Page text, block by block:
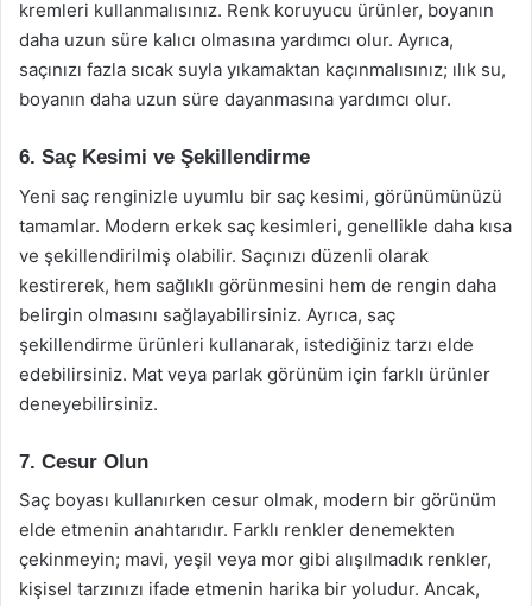
kremleri kullanmalısınız. Renk koruyucu ürünler, boyanın
daha uzun süre kalıcı olmasına yardımcı olur. Ayrıca,
saçınızı fazla sıcak suyla yıkamaktan kaçınmalısınız; ılık su,
boyanın daha uzun süre dayanmasına yardımcı olur.
6. Saç Kesimi ve Şekillendirme
Yeni saç renginizle uyumlu bir saç kesimi, görünümünüzü
tamamlar. Modern erkek saç kesimleri, genellikle daha kısa
ve şekillendirilmiş olabilir. Saçınızı düzenli olarak
kestirerek, hem sağlıklı görünmesini hem de rengin daha
belirgin olmasını sağlayabilirsiniz. Ayrıca, saç
şekillendirme ürünleri kullanarak, istediğiniz tarzı elde
edebilirsiniz. Mat veya parlak görünüm için farklı ürünler
deneyebilirsiniz.
7. Cesur Olun
Saç boyası kullanırken cesur olmak, modern bir görünüm
elde etmenin anahtarıdır. Farklı renkler denemekten
çekinmeyin; mavi, yeşil veya mor gibi alışılmadık renkler,
kişisel tarzınızı ifade etmenin harika bir yoludur. Ancak,